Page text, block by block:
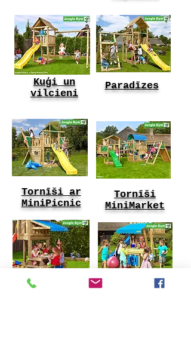
Kuģi un
vilcieni
Paradīzes
Tornīši ar
MiniPicnic
Tornīši
MiniMarket
Rotaļu mājas Šūpoles​